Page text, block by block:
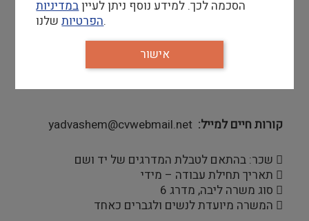
קורות חיים למייל yadvashem@cvwebmail.net
 שכר: בהתאם לטבלת המדרגים של יד ושם
 תאריך תחילת עבודה – מידי
 סוג משרה ליבה, מדרג 6
 המשרה מיועדת לנשים ולגברים כאחד
הסכמה לכך. למידע נוסף ניתן לעייןבמדיניות
הפרטיותשלנו.
אישור